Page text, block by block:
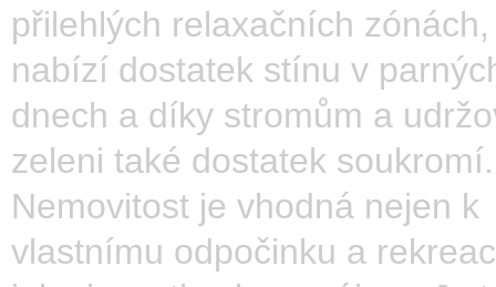
přilehlých relaxačních
nabízí dostatek stínu v
dnech a díky stromům a
zeleni také dostatek soukromí.
Nemovitost je vhodná nejen k
vlastnímu odpočinku a